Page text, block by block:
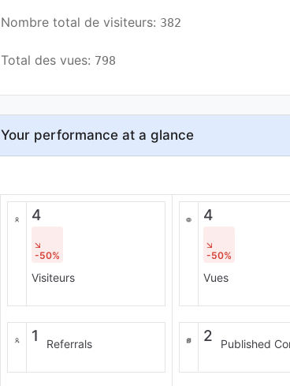
Nombre total de visiteurs: 382
Total des vues: 798
Your performance at a glance
4
-50%
Visiteurs
1 Referrals
4
-50%
Vues
2 Published